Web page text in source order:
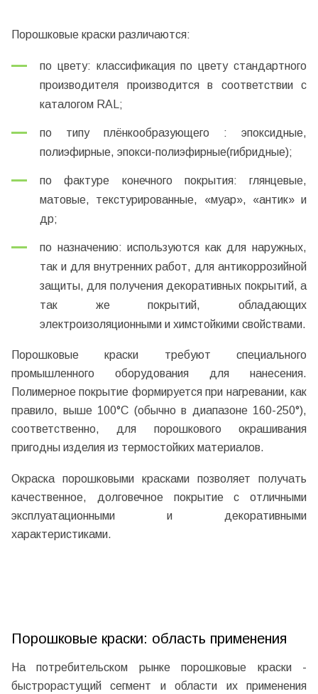
Порошковые краски различаются:
по цвету: классификация по цвету стандартного
производителя производится в соответствии с
каталогом RAL;
по типу плёнкообразующего : эпоксидные,
полиэфирные, эпокси-полиэфирные(гибридные);
по фактуре конечного покрытия: глянцевые,
матовые, текстурированные, «муар», «антик» и
др;
по назначению: используются как для наружных,
так и для внутренних работ, для антикоррозийной
защиты, для получения декоративных покрытий, а
так же покрытий, обладающих
электроизоляционными и химстойкими свойствами.
Порошковые краски требуют специального
промышленного оборудования для нанесения.
Полимерное покрытие формируется при нагревании, как
правило, выше 100°С (обычно в диапазоне 160-250°),
соответственно, для порошкового окрашивания
пригодны изделия из термостойких материалов.
Окраска порошковыми красками позволяет получать
качественное, долговечное покрытие с отличными
эксплуатационными и декоративными
характеристиками.
Порошковые краски: область применения
На потребительском рынке порошковые краски -
быстрорастущий сегмент и области их применения